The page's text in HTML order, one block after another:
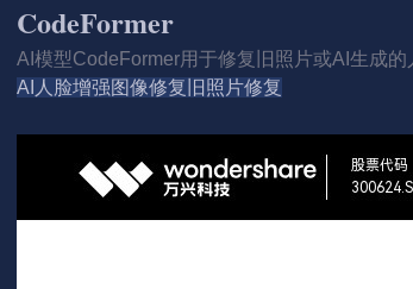
CodeFormer
AI模型CodeFormer用于修复旧照片或AI生成
AI人脸增强图像修复 旧照片修复